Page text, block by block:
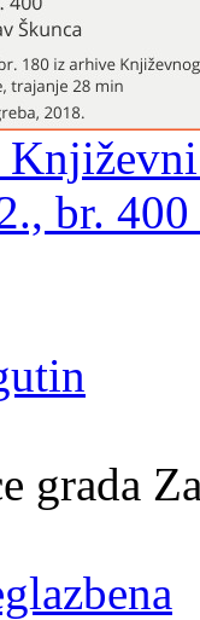
br.
grada